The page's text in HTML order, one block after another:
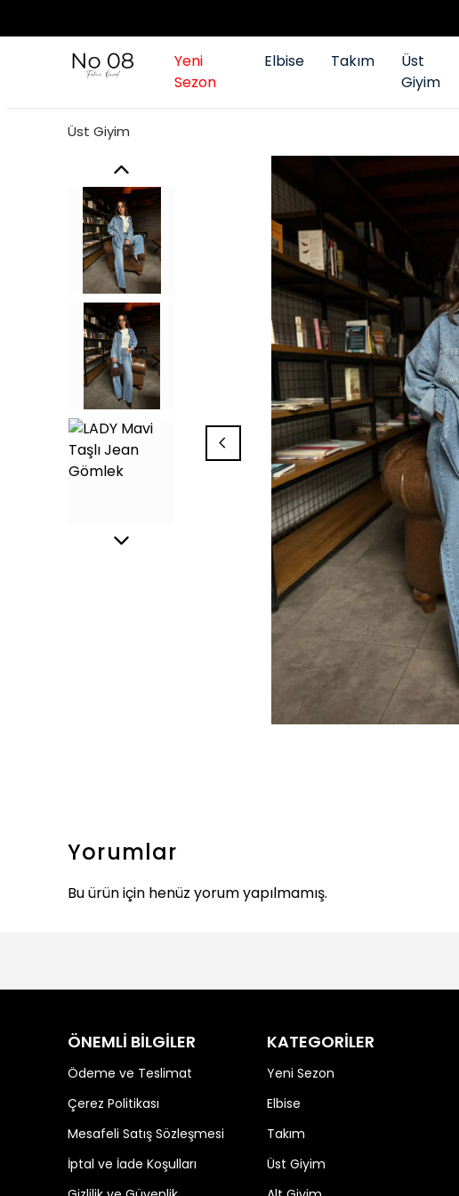
Yeni
Sezon
Elbise Takım
Üst
Giyim
Üst Giyim
Yorumlar
Bu ürün için henüz yorum yapılmamış.
ÖNEMLİ BİLGİLER
Ödeme ve Teslimat
Çerez Politikası
Mesafeli Satış Sözleşmesi
İptal ve İade Koşulları
KATEGORİLER
Yeni Sezon
Elbise
Takım
Üst Giyim